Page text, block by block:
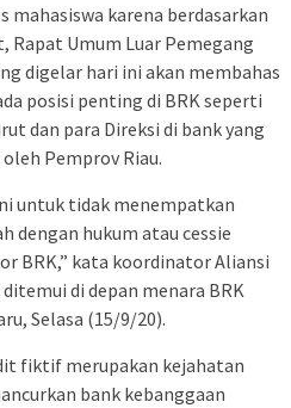
mahasiswa karena berdasarkan
Rapat Umum Luar Pemegang
digelar hari ini akan membahas
posisi penting di BRK seperti
dan para Direksi di bank yang
Pemprov Riau.
untuk tidak menempatkan
dengan hukum atau cessie
BRK,” kata koordinator Aliansi
di depan menara BRK
Selasa (15/9/20).
fiktif merupakan kejahatan
bank kebanggaan